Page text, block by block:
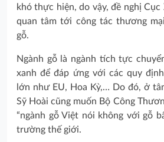
khó thực hiện, do vậy, đề nghị
quan tâm tới công tác thương
gỗ.
Ngành gỗ là ngành tích tực
xanh để đáp ứng với các quy
lớn như EU, Hoa Kỳ,… Do đó, ở
Sỹ Hoài cũng muốn Bộ Công
“ngành gỗ Việt nói không với gỗ
trường thế giới.